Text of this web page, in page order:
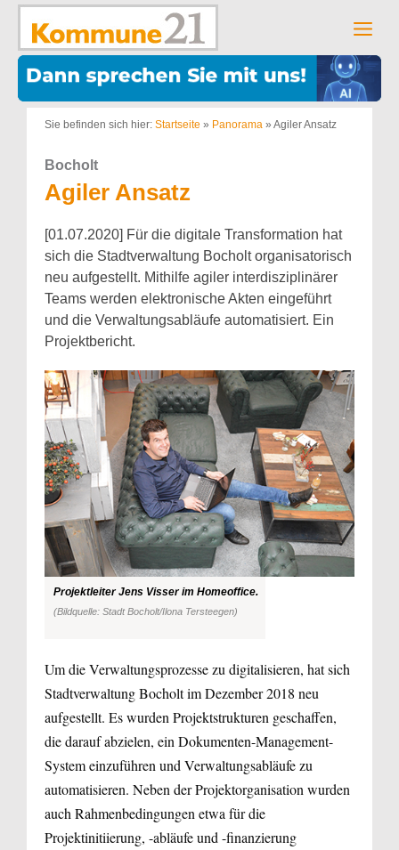
Zum
springen
Sie befinden sich hier: Startseite » Panorama » Agiler Ansatz
Bocholt
Agiler Ansatz
[01.07.2020] Für die digitale Transformation hat
sich die Stadtverwaltung Bocholt organisatorisch
neu aufgestellt. Mithilfe agiler interdisziplinärer
Teams werden elektronische Akten eingeführt
und die Verwaltungsabläufe automatisiert. Ein
Projektbericht.
Projektleiter Jens Visser im Homeoffice.
(Bildquelle: Stadt Bocholt/Ilona Tersteegen)
Um die Verwaltungsprozesse zu digitalisieren, hat sich
Stadtverwaltung Bocholt im Dezember 2018 neu
aufgestellt. Es wurden Projektstrukturen geschaffen,
die darauf abzielen, ein Dokumenten-Management-
System einzuführen und Verwaltungsabläufe zu
automatisieren. Neben der Projektorganisation wurden
auch Rahmenbedingungen etwa für die
Projektinitiierung, -abläufe und -finanzierung